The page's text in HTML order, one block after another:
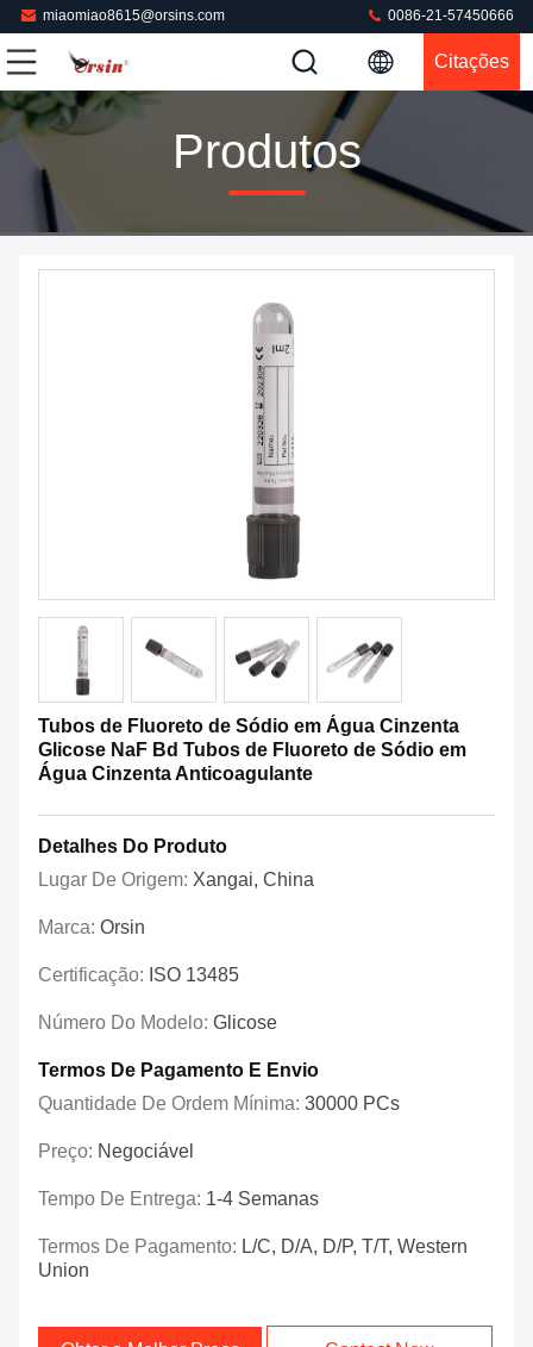
miaomiao8615@orsins.com 0086-21-57450666
Citações
Produtos
Tubos de Fluoreto de Sódio em Água Cinzenta
Glicose NaF Bd Tubos de Fluoreto de Sódio em
Água Cinzenta Anticoagulante
Detalhes Do Produto
Lugar De Origem: Xangai, China
Marca: Orsin
Certificação: ISO 13485
Número Do Modelo: Glicose
Termos De Pagamento E Envio
Quantidade De Ordem Mínima: 30000 PCs
Preço: Negociável
Tempo De Entrega: 1-4 Semanas
Termos De Pagamento: L/C, D/A, D/P, T/T, Western
Union